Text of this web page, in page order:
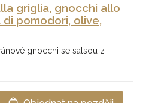
griglia, gnocchi allo
pomodori, olive,
gnocchi se salsou z